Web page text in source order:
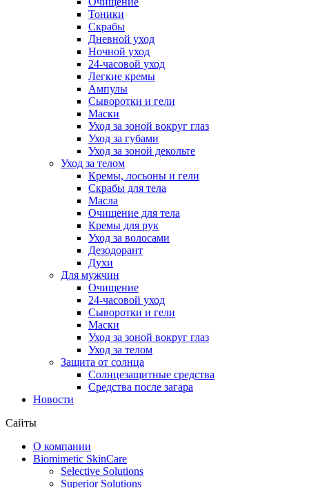
Тоники
Скрабы
Дневной уход
Ночной уход
24-часовой уход
Легкие кремы
Ампулы
Сыворотки и гели
Маски
Уход за зоной вокруг глаз
Уход за губами
Уход за зоной декольте
Уход за телом
Кремы, лосьоны и гели
Скрабы для тела
Масла
Очищение для тела
Кремы для рук
Уход за волосами
Дезодорант
Духи
Для мужчин
Очищение
24-часовой уход
Сыворотки и гели
Маски
Уход за зоной вокруг глаз
Уход за телом
Защита от солнца
Солнцезащитные средства
Средства после загара
Новости
Сайты
О компании
Biomimetic SkinCare
Selective Solutions
Superior Solutions